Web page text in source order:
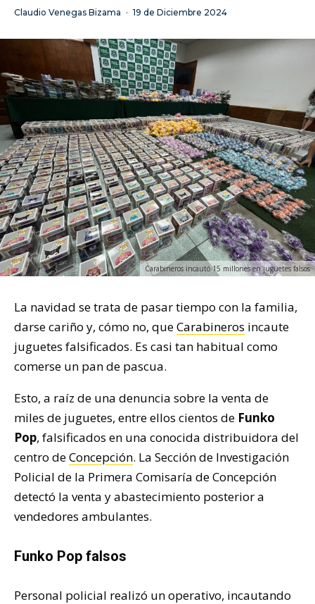
Claudio Venegas Bizama · 19 de Diciembre 2024
Carabineros incautó 15 millones en juguetes falsos
La navidad se trata de pasar tiempo con la familia,
darse cariño y, cómo no, queCarabineros incaute
juguetes falsificados. Es casi tan habitual como
comerse un pan de pascua.
Esto, a raíz de una denuncia sobre la venta de
miles de juguetes, entre ellos cientos de Funko
Pop, falsificados en una conocida distribuidora del
centro deConcepción. La Sección de Investigación
Policial de la Primera Comisaría de Concepción
detectó la venta y abastecimiento posterior a
vendedores ambulantes.
Funko Pop falsos
Personal policial realizó un operativo, incautando